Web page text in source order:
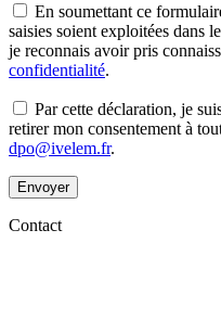
En soumettant ce
saisies soient exploitées dans
je reconnais avoir pris
confidentialité.
Par cette déclaration, je
retirer mon consentement à
dpo@ivelem.fr.
Envoyer
Contact